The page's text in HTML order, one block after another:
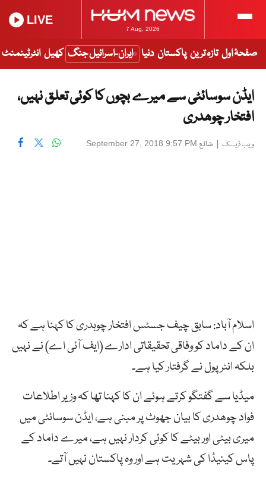
7 Aug, 2026
LIVE
صفحۂ اول تازہ ترین پاکستان دنیا ایران-اسرائیل جنگ کھیل انٹرٹینمنٹ
ایڈن سوسائٹی سے میرے بچوں کا کوئی تعلق نہیں،
افتخار چوھدری
ویب ڈیسک | شائع September 27, 2018 9:57 PM
اسلام آباد: سابق چیف جسٹس افتخار چوہدری کا کہنا ہے کہ
ان کے داماد کو وفاقی تحقیقاتی ادارے (ایف آئی اے) نے نہیں
بلکہ انٹرپول نے گرفتار کیا ہے۔
میڈیا سے گفتگو کرتے ہوئے ان کا کہنا تھا کہ وزیر اطلاعات
فواد چوھدری کا بیان جھوٹ پر مبنی ہے، ایڈن سوسائٹی میں
میری بیٹی اور بیٹے کا کوئی کردار نہیں ہے، میرے داماد کے
پاس کینیڈا کی شہریت ہے اور وہ پاکستان نہیں آتے۔